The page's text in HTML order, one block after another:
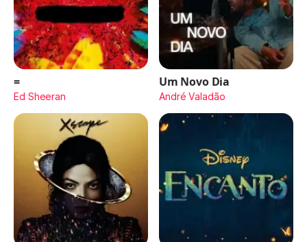
=
Ed Sheeran
Um Novo Dia
André Valadão